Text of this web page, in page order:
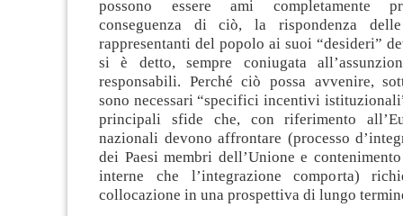
possono essere ami completamente
conseguenza di ciò, la rispondenza
rappresentanti del popolo ai suoi “desideri”
si è detto, sempre coniugata
responsabili. Perché ciò possa avvenire,
sono necessari “specifici incentivi
principali sfide che, con riferimento
nazionali devono affrontare (processo
dei Paesi membri dell’Unione e
interne che l’integrazione comporta)
collocazione in una prospettiva di lungo